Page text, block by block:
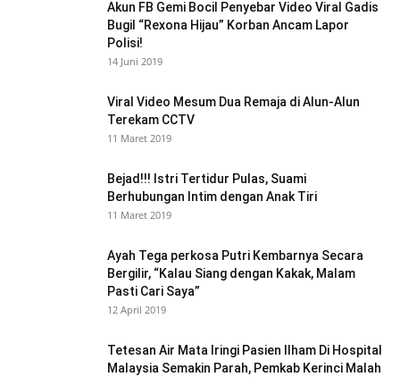
Akun FB Gemi Bocil Penyebar Video Viral Gadis
Bugil “Rexona Hijau” Korban Ancam Lapor
Polisi!
14 Juni 2019
Viral Video Mesum Dua Remaja di Alun-Alun
Terekam CCTV
11 Maret 2019
Bejad!!! Istri Tertidur Pulas, Suami
Berhubungan Intim dengan Anak Tiri
11 Maret 2019
Ayah Tega perkosa Putri Kembarnya Secara
Bergilir, “Kalau Siang dengan Kakak, Malam
Pasti Cari Saya”
12 April 2019
Tetesan Air Mata Iringi Pasien Ilham Di Hospital
Malaysia Semakin Parah, Pemkab Kerinci Malah